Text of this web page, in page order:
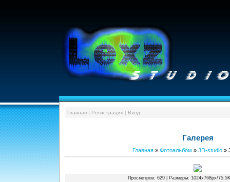
Главная| Регистрация| Вход
Галерея
Главная» Фотоальбом » 3D-studio»
Просмотров: 629 | Размеры: 1024x768px/